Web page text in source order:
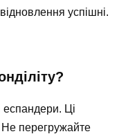
успішні.
еспандери. Ці
перегружайте